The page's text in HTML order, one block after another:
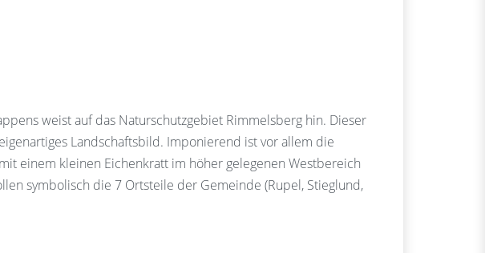
weist auf das Naturschutzgebiet Rimmelsberg hin. Dieser
Landschaftsbild. Imponierend ist vor allem die
einem kleinen Eichenkratt im höher gelegenen Westbereich
symbolisch die 7 Ortsteile der Gemeinde (Rupel, Stieglund,